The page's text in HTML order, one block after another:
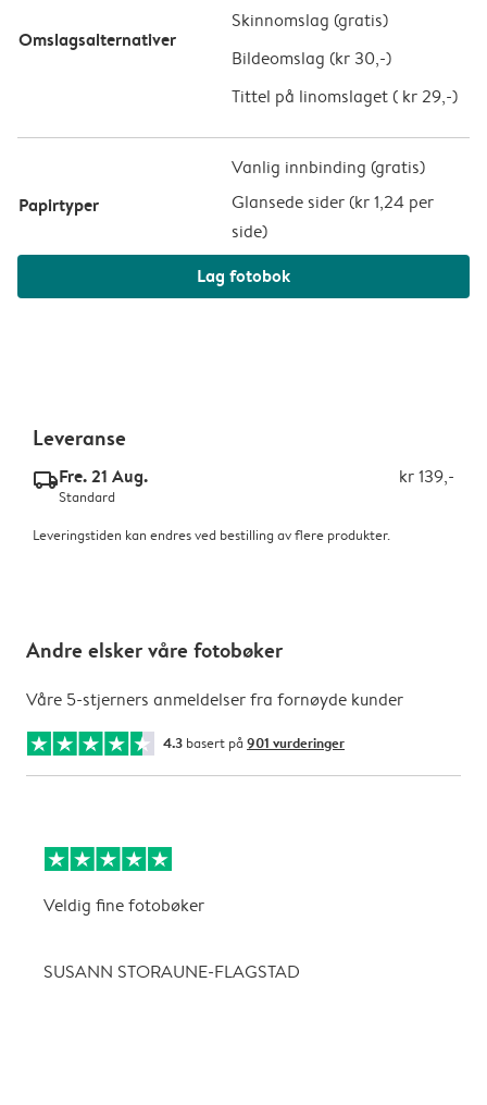
Omslagsalternativer
Skinnomslag (gratis)
Bildeomslag (kr 30,-)
Tittel på linomslaget ( kr 29,-)
Papirtyper
Vanlig innbinding (gratis)
Glansede sider (kr 1,24 per
side)
Lag fotobok
Leveranse
delivery_standard_v2Fre. 21 Aug. kr 139,-
Standard
Leveringstiden kan endres ved bestilling av flere produkter.
Andre elsker våre fotobøker
Våre 5-stjerners anmeldelser fra fornøyde kunder
4.3 basert på 901 vurderinger
Veldig fine fotobøker
SUSANN STORAUNE-FLAGSTAD